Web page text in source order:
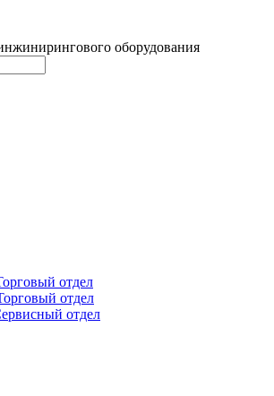
оборудования
отдел
отдел
отдел